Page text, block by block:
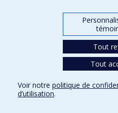
Conditions d’utilisation
Tout
Tout
Voir notre politique de
d’utilisation.